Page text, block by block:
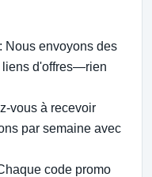
Nous envoyons des
liens d'offres—rien
vous à recevoir
par semaine avec
code promo